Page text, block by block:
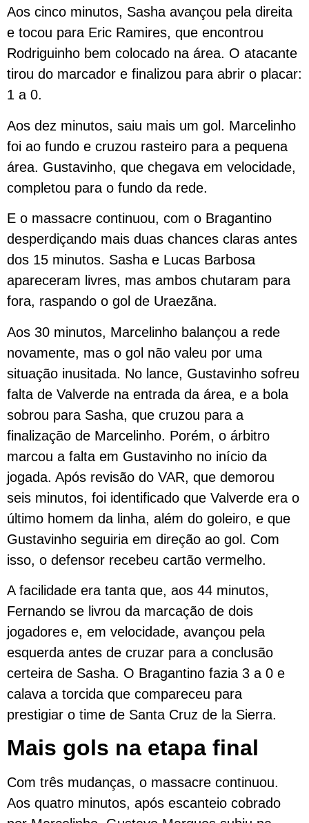
Aos cinco minutos, Sasha avançou pela direita
e tocou para Eric Ramires, que encontrou
Rodriguinho bem colocado na área. O atacante
tirou do marcador e finalizou para abrir o placar:
1 a 0.
Aos dez minutos, saiu mais um gol. Marcelinho
foi ao fundo e cruzou rasteiro para a pequena
área. Gustavinho, que chegava em velocidade,
completou para o fundo da rede.
E o massacre continuou, com o Bragantino
desperdiçando mais duas chances claras antes
dos 15 minutos. Sasha e Lucas Barbosa
apareceram livres, mas ambos chutaram para
fora, raspando o gol de Uraezãna.
Aos 30 minutos, Marcelinho balançou a rede
novamente, mas o gol não valeu por uma
situação inusitada. No lance, Gustavinho sofreu
falta de Valverde na entrada da área, e a bola
sobrou para Sasha, que cruzou para a
finalização de Marcelinho. Porém, o árbitro
marcou a falta em Gustavinho no início da
jogada. Após revisão do VAR, que demorou
seis minutos, foi identificado que Valverde era o
último homem da linha, além do goleiro, e que
Gustavinho seguiria em direção ao gol. Com
isso, o defensor recebeu cartão vermelho.
A facilidade era tanta que, aos 44 minutos,
Fernando se livrou da marcação de dois
jogadores e, em velocidade, avançou pela
esquerda antes de cruzar para a conclusão
certeira de Sasha. O Bragantino fazia 3 a 0 e
calava a torcida que compareceu para
prestigiar o time de Santa Cruz de la Sierra.
Mais gols na etapa final
Com três mudanças, o massacre continuou.
Aos quatro minutos, após escanteio cobrado